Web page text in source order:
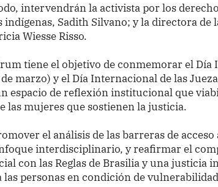
intervendrán la activista por los
indígenas, Sadith Silvano; y la directora de
Wiesse Risso.
tiene el objetivo de conmemorar el Día
marzo) y el Día Internacional de las
espacio de reflexión institucional que
las mujeres que sostienen la justicia.
el análisis de las barreras de acceso
interdisciplinario, y reafirmar el
con las Reglas de Brasilia y una justicia
las personas en condición de